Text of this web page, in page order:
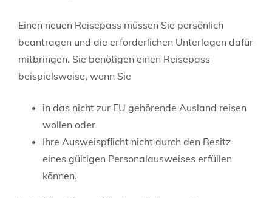
Einen neuen Reisepass müssen Sie persönlich
beantragen und die erforderlichen Unterlagen dafür
mitbringen. Sie benötigen einen Reisepass
beispielsweise, wenn Sie
in das nicht zur EU gehörende Ausland reisen
wollen oder
Ihre Ausweispflicht nicht durch den Besitz
eines gültigen Personalausweises erfüllen
können.